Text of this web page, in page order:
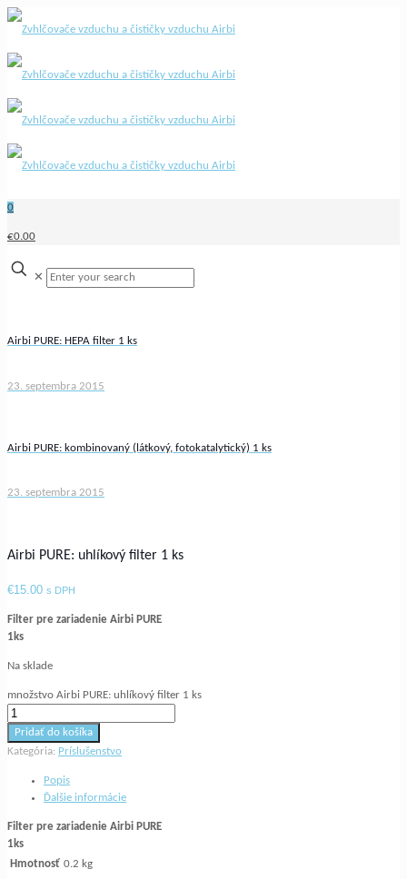
0
€0.00
✕
Airbi PURE: HEPA filter 1 ks
23. septembra 2015
Airbi PURE: kombinovaný (látkový, fotokatalytický) 1 ks
23. septembra 2015
Airbi PURE: uhlíkový filter 1 ks
€15.00 s DPH
Filter pre zariadenie Airbi PURE
1ks
Na sklade
množstvo Airbi PURE: uhlíkový filter 1 ks
Pridať do košíka
Kategória: Príslušenstvo
Popis
Ďalšie informácie
Filter pre zariadenie Airbi PURE
1ks
Hmotnosť 0.2 kg